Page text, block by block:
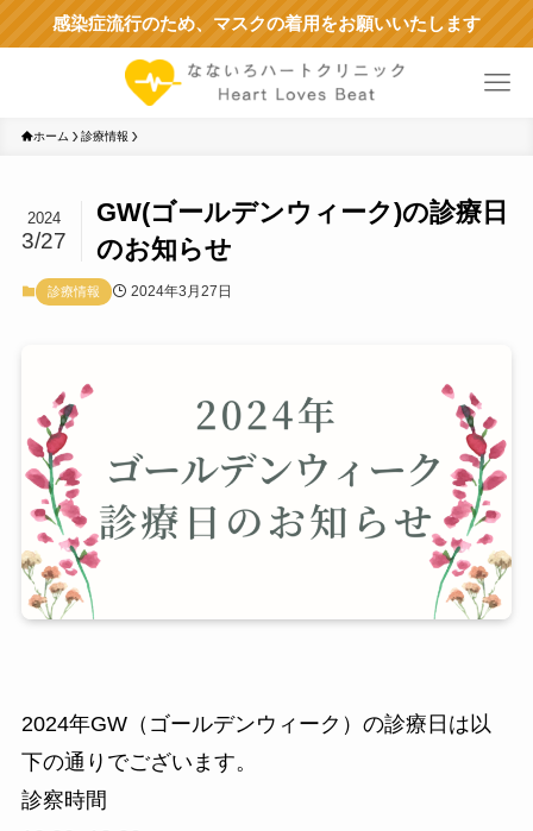
感染症流行のため、マスクの着用をお願いいたします
ホーム 診療情報
GW(ゴールデンウィーク)の診療日
のお知らせ
2024
3/27
診療情報 2024年3月27日
2024年GW（ゴールデンウィーク）の診療日は以
下の通りでございます。
診察時間